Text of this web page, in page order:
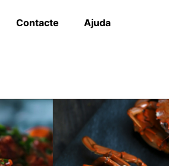
Contacte Ajuda